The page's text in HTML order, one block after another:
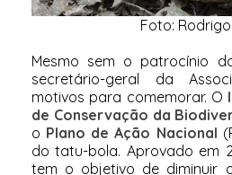
Foto:
Mesmo sem o patrocínio
secretário-geral da
motivos para comemorar. O
de Conservação da
o Plano de Ação Nacional
do tatu-bola. Aprovado em
tem o objetivo de diminuir